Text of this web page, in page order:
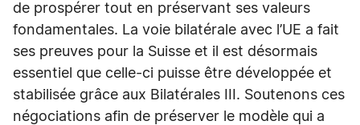
de prospérer tout en préservant ses valeurs
fondamentales. La voie bilatérale avec l’UE a fait
ses preuves pour la Suisse et il est désormais
essentiel que celle-ci puisse être développée et
stabilisée grâce aux Bilatérales III. Soutenons ces
négociations afin de préserver le modèle qui a